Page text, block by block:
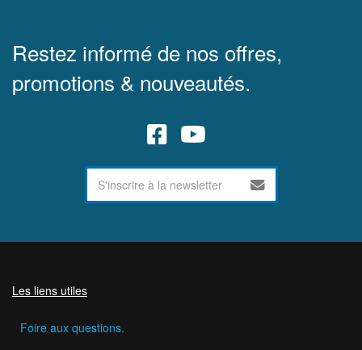
Restez informé de nos offres,
promotions & nouveautés.
Les liens utiles
Foire aux questions.